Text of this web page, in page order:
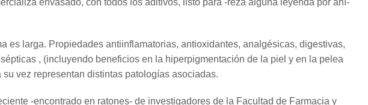
envasado, con todos los aditivos, listo para -reza alguna leyenda por ahí-
es larga. Propiedades antiinflamatorias, antioxidantes, analgésicas, digestivas,
, (incluyendo beneficios en la hiperpigmentación de la piel y en la pelea
vez representan distintas patologías asociadas.
-encontrado en ratones- de investigadores de la Facultad de Farmacia y